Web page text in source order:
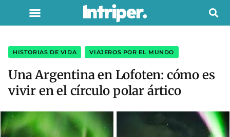
HISTORIAS DE VIDA VIAJEROS POR EL MUNDO
Una Argentina en Lofoten: cómo es
vivir en el círculo polar ártico